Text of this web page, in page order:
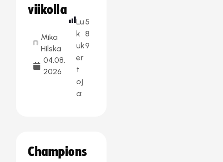
viikolla
Mika
Hilska
04.08.
2026
Lu
k
uk
er
t
oj
a:
5
8
9
Champions